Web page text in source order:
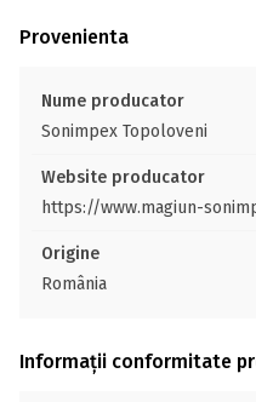
Provenienta
Nume producator
Sonimpex Topoloveni
Website producator
https://www.magiun-
Origine
România
Informații conformitate